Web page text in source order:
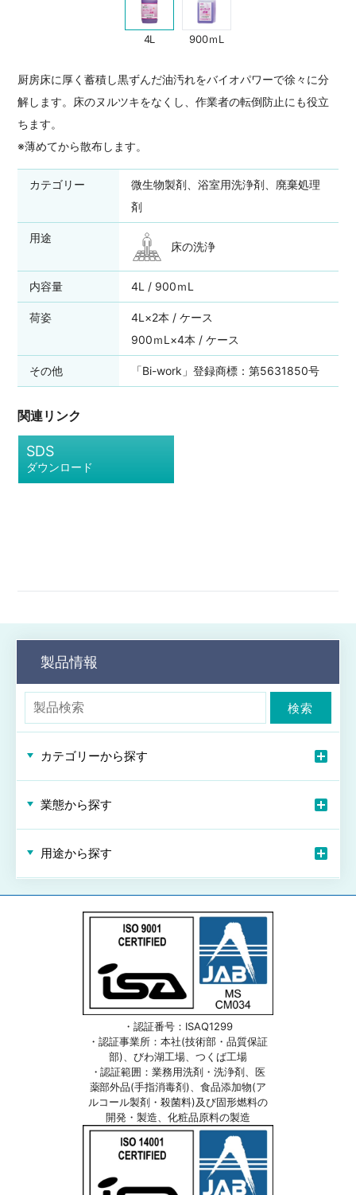
4L 900ｍL
厨房床に厚く蓄積し黒ずんだ油汚れをバイオパワーで徐々に分
解します。床のヌルツキをなくし、作業者の転倒防止にも役立
ちます。
※薄めてから散布します。
カテゴリー
微生物製剤、浴室用洗浄剤、廃棄処理
剤
用途
床の洗浄
内容量 4L / 900ｍL
荷姿
4L×2本 / ケース
900ｍL×4本 / ケース
その他 「Bi-work」登録商標：第5631850号
関連リンク
SDS
ダウンロード
製品情報
検索
カテゴリーから探す
業態から探す
用途から探す
・認証番号：ISAQ1299
・認証事業所：本社(技術部・品質保証
部)、びわ湖工場、つくば工場
・認証範囲：業務用洗剤・洗浄剤、医
薬部外品(手指消毒剤)、食品添加物(ア
ルコール製剤・殺菌料)及び固形燃料の
開発・製造、化粧品原料の製造